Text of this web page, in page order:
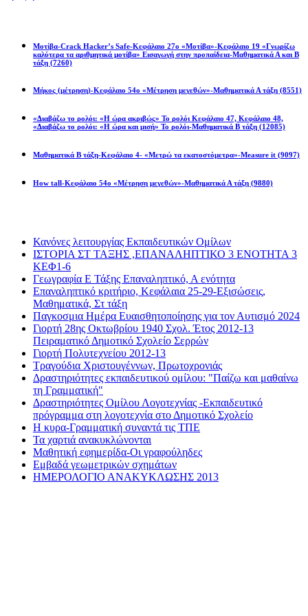
Μοτίβα-Crack Hacker’s Safe-Κεφάλαιο 27ο «Μοτίβα»-Κεφάλαιο 19 «Γνωρίζω
καλύτερα τα αριθμητικά μοτίβα» Εισαγωγή στην προπαίδεια-Μαθηματικά Α και Β
τάξη (7260)
Μήκος (μέτρηση)-Κεφάλαιο 54ο «Μέτρηση μεγεθών»-Μαθηματικά Α τάξη (8551)
«Διαβάζω το ρολόι: «Η ώρα ακριβώς» Το ρολόι Κεφάλαιο 47, Κεφάλαιο 48,
«Διαβάζω το ρολόι: «Η ώρα και μισή» Το ρολόι-Μαθηματικά Β τάξη (12085)
Μαθηματικά Β τάξη-Κεφάλαιο 4- «Μετρώ τα εκατοστόμετρα»-Measure it (9097)
How tall-Κεφάλαιο 54ο «Μέτρηση μεγεθών»-Μαθηματικά Α τάξη (9880)
Κανόνες λειτουργίας Εκπαιδευτικών Ομίλων
ΙΣΤΟΡΙΑ ΣΤ ΤΑΞΗΣ ,ΕΠΑΝΑΛΗΠΤΙΚΟ 3 ΕΝΟΤΗΤΑ 3
ΚΕΦ1-6
Γεωγραφία Ε Τάξης Επαναληπτικό, Α ενότητα
Επαναληπτικό κριτήριο, Κεφάλαια 25-29-Εξισώσεις,
Μαθηματικά, Στ τάξη
Παγκοσμια Ημέρα Ευαισθητοποίησης για τον Αυτισμό 2024
Γιορτή 28ης Οκτωβρίου 1940 Σχολ. Έτος 2012-13
Πειραματικό Δημοτικό Σχολείο Σερρών
Γιορτή Πολυτεχνείου 2012-13
Τραγούδια Χριστουγέννων, Πρωτοχρονιάς
Δραστηριότητες εκπαιδευτικού ομίλου: "Παίζω και μαθαίνω
τη Γραμματική"
Δραστηριότητες Ομίλου Λογοτεχνίας -Εκπαιδευτικό
πρόγραμμα στη λογοτεχνία στο Δημοτικό Σχολείο
Η κυρα-Γραμματική συναντά τις ΤΠΕ
Τα χαρτιά ανακυκλώνονται
Μαθητική εφημερίδα-Οι γραφούληδες
Εμβαδά γεωμετρικών σχημάτων
ΗΜΕΡΟΛΟΓΙΟ ΑΝΑΚΥΚΛΩΣΗΣ 2013